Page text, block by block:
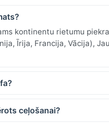
kontinentu rietumu
Īrija, Francija, Vācija),
ceļošanai?